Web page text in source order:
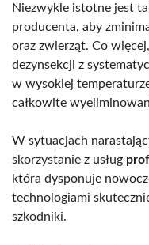
Niezwykle istotne jest
producenta, aby
oraz zwierząt. Co
dezynsekcji z
w wysokiej
całkowite
W sytuacjach
skorzystanie z usług
która dysponuje
technologiami
szkodniki.